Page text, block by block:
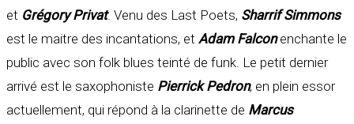
et Grégory Privat. Venu des Last Poets, Sharrif Simmons
est le maitre des incantations, et Adam Falconenchante le
public avec son folk blues teinté de funk. Le petit dernier
arrivé est le saxophoniste Pierrick Pedron, en plein essor
actuellement, qui répond à la clarinette de Marcus